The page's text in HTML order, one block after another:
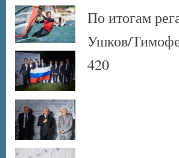
По итогам
Ушков/
420